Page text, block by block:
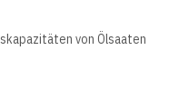
von Ölsaaten